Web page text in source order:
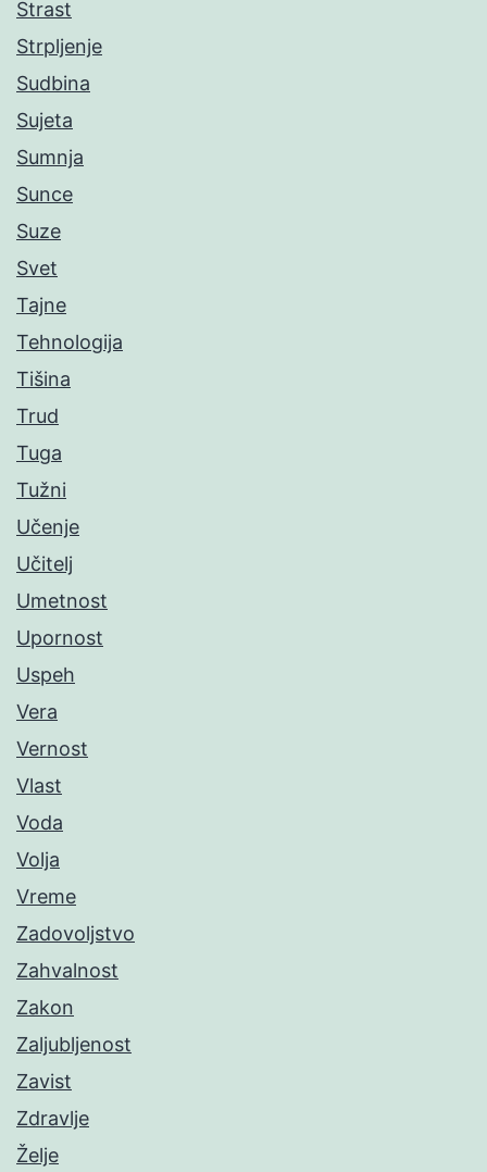
Strast
Strpljenje
Sudbina
Sujeta
Sumnja
Sunce
Suze
Svet
Tajne
Tehnologija
Tišina
Trud
Tuga
Tužni
Učenje
Učitelj
Umetnost
Upornost
Uspeh
Vera
Vernost
Vlast
Voda
Volja
Vreme
Zadovoljstvo
Zahvalnost
Zakon
Zaljubljenost
Zavist
Zdravlje
Želje